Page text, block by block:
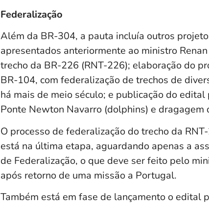
Federalização
Além da BR-304, a pauta incluía outros
apresentados anteriormente ao ministro
trecho da BR-226 (RNT-226); elaboração do
BR-104, com federalização de trechos de
há mais de meio século; e publicação do
Ponte Newton Navarro (dolphins) e dragagem
O processo de federalização do trecho da
está na última etapa, aguardando apenas a
de Federalização, o que deve ser feito pelo
após retorno de uma missão a Portugal.
Também está em fase de lançamento o edital